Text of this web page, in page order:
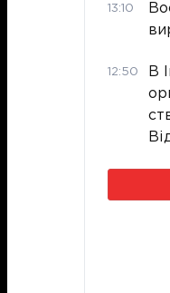
13:10
12:50
В